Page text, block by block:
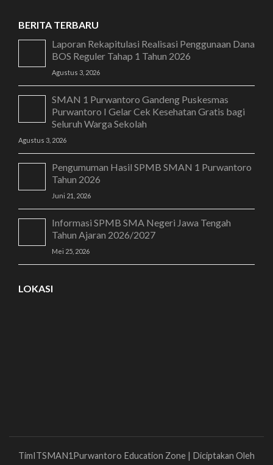
BERITA TERBARU
Laporan Rekapitulasi Realisasi Penggunaan Dana
BOS Reguler Tahap 1 Tahun 2026
Agustus 3, 2026
SMAN 1 Purwantoro Gandeng Puskesmas
Purwantoro I Gelar Cek Kesehatan Gratis bagi
Seluruh Warga Sekolah
Agustus 3, 2026
Pengumuman Hasil SPMB SMAN 1 Purwantoro
Tahun 2026
Juni 21, 2026
Informasi SPMB SMA Negeri Jawa Tengah
Tahun Ajaran 2026/2027
Mei 25, 2026
LOKASI
TimITSMAN1Purwantoro Education Zone | Diciptakan Oleh